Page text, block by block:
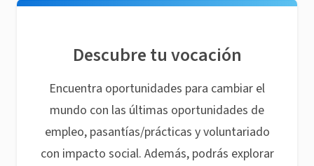
Descubre tu vocación
Encuentra oportunidades para cambiar el
mundo con las últimas oportunidades de
empleo, pasantías/prácticas y voluntariado
con impacto social. Además, podrás explorar